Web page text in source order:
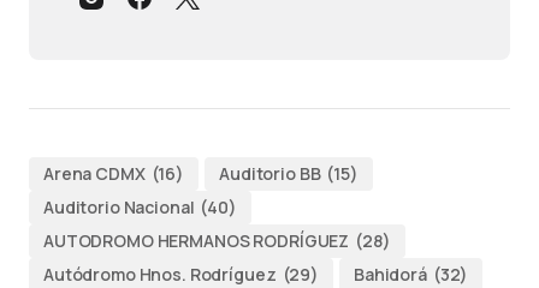
Arena CDMX (16) Auditorio BB (15)
Auditorio Nacional (40)
AUTODROMO HERMANOS RODRÍGUEZ (28)
Autódromo Hnos. Rodríguez (29) Bahidorá (32)